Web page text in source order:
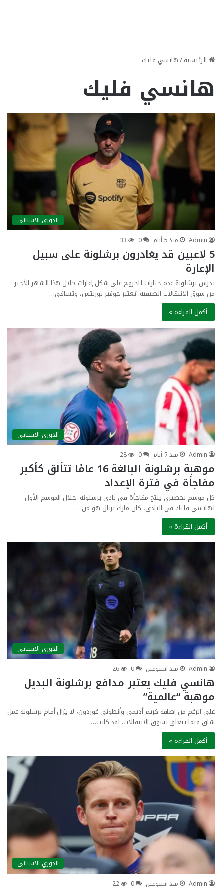
الرئيسية/هانسي فليك
هانسي فليك
الدوري الاسباني
Admin
منذ 5 أيام 0
33
5 لاعبين قد يغادرون برشلونة على سبيل
الإعارة
يدرس برشلونة عدة خيارات للخروج على شكل إعارات خلال هذا الشهر الأخير
من سوق الانتقالات الصيفية. يُعتبر جوفير تورنتس، وتشافي…
أكمل القراءة »
الدوري الاسباني
Admin
منذ 7 أيام 0
28
موهبة برشلونة البالغة 16 عامًا تتألق كأكبر
مفاجأة في فترة الإعداد
كل موسم تحضيري ينتج مفاجأة في نادي برشلونة. خلال الموسم الأول
لهانسي فليك في النادي، كان مارك برنال هو من…
أكمل القراءة »
الدوري الاسباني
Admin
منذ أسبوعين 0
26
هانسي فليك يعتبر مدافع برشلونة البديل
موهبة “عالمية”
على الرغم من إضافة كريم أديمي وأنطوني غوردون، لا يزال أمام برشلونة عمل
شاق فيما يتعلق بسوق الانتقالات. لقد كانت…
أكمل القراءة »
الدوري الاسباني
Admin
منذ أسبوعين 0
22